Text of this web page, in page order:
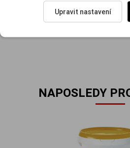
prasklin na fasádách, k
NAPOSLEDY
Upravit nastavení